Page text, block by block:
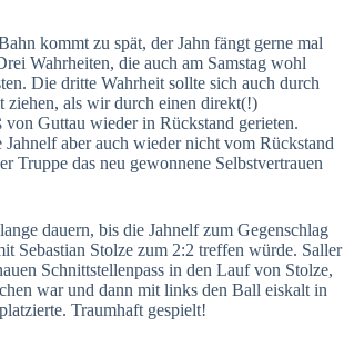
kommt zu spät, der Jahn fängt gerne mal
Wahrheiten, die auch am Samstag wohl
Die dritte Wahrheit sollte sich auch durch
ziehen, als wir durch einen direkt(!)
Guttau wieder in Rückstand gerieten.
aber auch wieder nicht vom Rückstand
Truppe das neu gewonnene Selbstvertrauen
dauern, bis die Jahnelf zum Gegenschlag
Sebastian Stolze zum 2:2 treffen würde. Saller
Schnittstellenpass in den Lauf von Stolze,
war und dann mit links den Ball eiskalt in
Traumhaft gespielt!